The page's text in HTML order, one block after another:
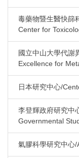
毒藥物暨生醫快篩
Center for
國立中山大學代謝
Excellence for
日本研究中心/
李登輝政府研究中
Governmental
氣膠科學研究中心